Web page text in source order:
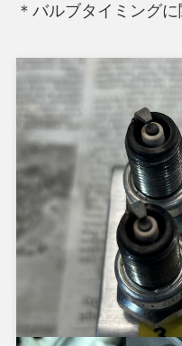
＊バルブタイミング